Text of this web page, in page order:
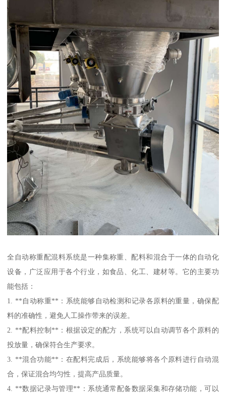
全自动称重配混料系统是一种集称重、配料和混合于一体的自动化
设备，广泛应用于各个行业，如食品、化工、建材等。它的主要功
能包括：
1. **自动称重**：系统能够自动检测和记录各原料的重量，确保配
料的准确性，避免人工操作带来的误差。
2. **配料控制**：根据设定的配方，系统可以自动调节各个原料的
投放量，确保符合生产要求。
3. **混合功能**：在配料完成后，系统能够将各个原料进行自动混
合，保证混合均匀性，提高产品质量。
4. **数据记录与管理**：系统通常配备数据采集和存储功能，可以